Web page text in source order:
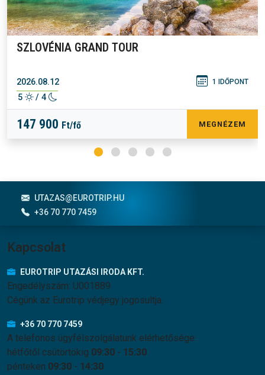
SZLOVÉNIA GRAND TOUR
2026.08.12 1 IDŐPONT
5 / 4
147 900 Ft/fő MEGNÉZEM
UTAZAS@EUROTRIP.HU
+36 70 770 7459
Kapcsolat
EUROTRIP UTAZÁSI IRODA KFT.
Engedélyszám: U001889
Cégünk az Eurotrip védjegy jogosultja.
+36 70 770 7459
A telefonos ügyfélszolgálatunk elérhetősége:
hétfőtől csütörtökig 09:30 - 15:30
pénteken 09:30 - 14:30